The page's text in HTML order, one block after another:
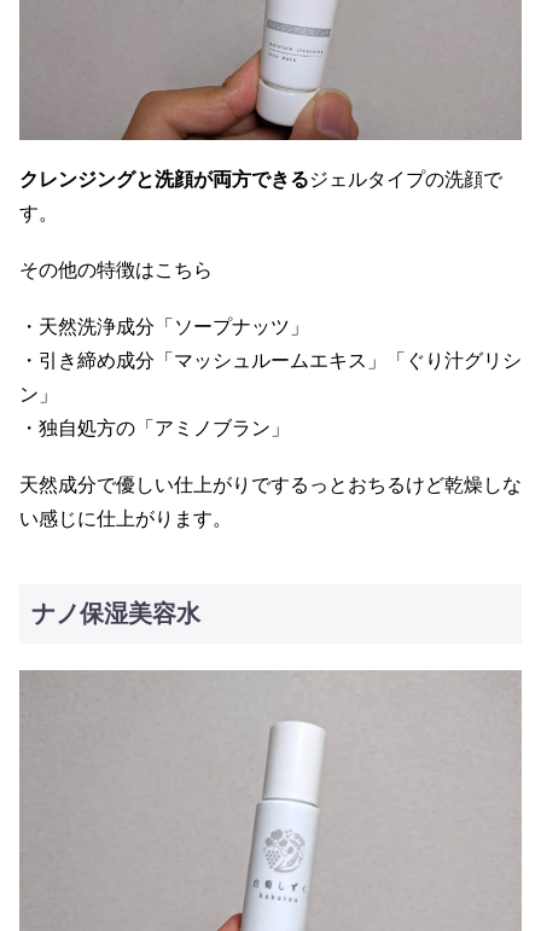
クレンジングと洗顔が両方できるジェルタイプの洗顔で
す。
その他の特徴はこちら
・天然洗浄成分「ソープナッツ」
・引き締め成分「マッシュルームエキス」「ぐり汁グリシ
ン」
・独自処方の「アミノブラン」
天然成分で優しい仕上がりでするっとおちるけど乾燥しな
い感じに仕上がります。
ナノ保湿美容水